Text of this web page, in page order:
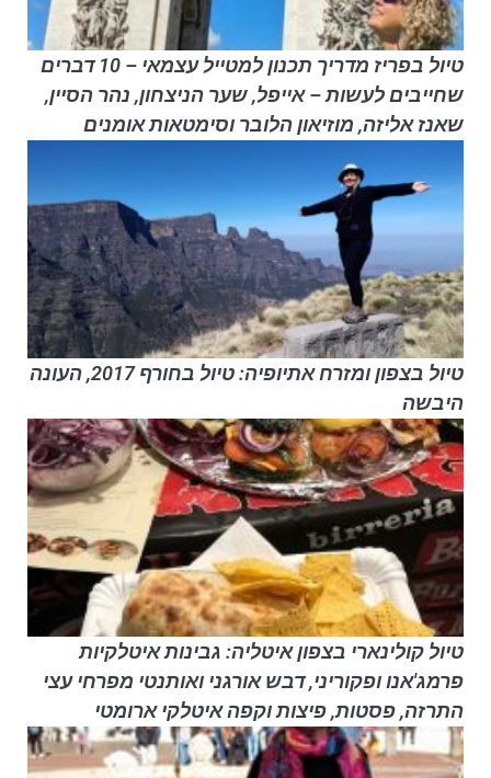
טיול בפריז מדריך תכנון למטייל עצמאי – 10 דברים
שחייבים לעשות – אייפל, שער הניצחון, נהר הסיין,
שאנז אליזה, מוזיאון הלובר וסימטאות אומנים
טיול בצפון ומזרח אתיופיה: טיול בחורף 2017, העונה
היבשה
טיול קולינארי בצפון איטליה: גבינות איטלקיות
פרמג'אנו ופקוריני, דבש אורגני ואותנטי מפרחי עצי
התרזה, פסטות, פיצות וקפה איטלקי ארומטי